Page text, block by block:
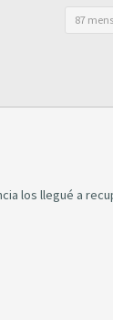
87
los llegué a